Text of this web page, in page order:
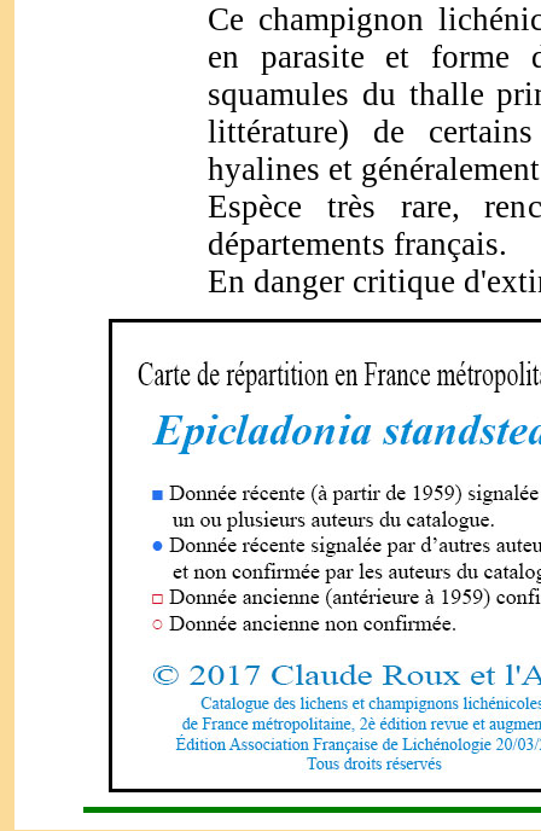
Ce champignon
en parasite et forme
squamules du thalle
littérature) de
hyalines et
Espèce très rare,
départements français.
En danger critique